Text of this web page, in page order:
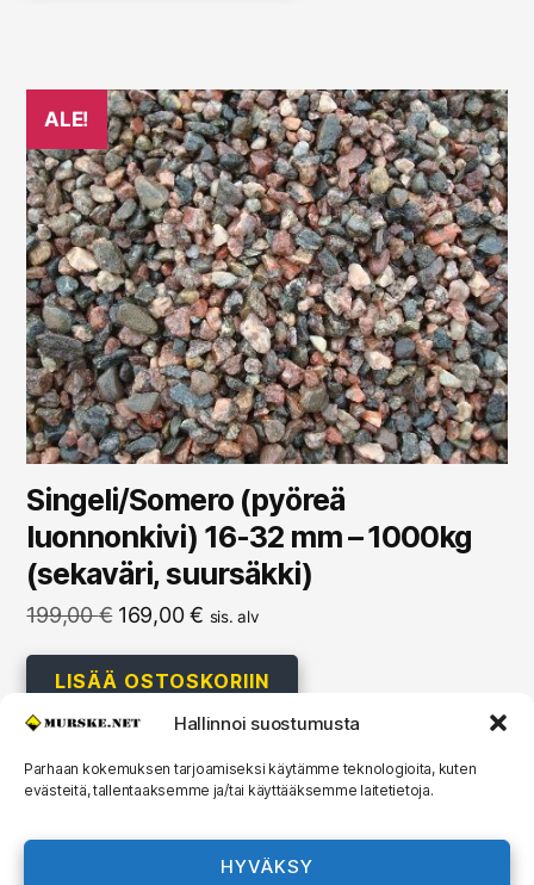
Hallinnoi suostumusta
Parhaan kokemuksen tarjoamiseksi käytämme teknologioita, kuten
evästeitä, tallentaaksemme ja/tai käyttääksemme laitetietoja.
HYVÄKSY
ALE!
Singeli/Somero (pyöreä
luonnonkivi) 16-32 mm – 1000kg
(sekaväri, suursäkki)
199,00€ Alkuperäinen
oli:
169,00€Nykyinen
on:
sis. alv
LISÄÄ OSTOSKORIIN